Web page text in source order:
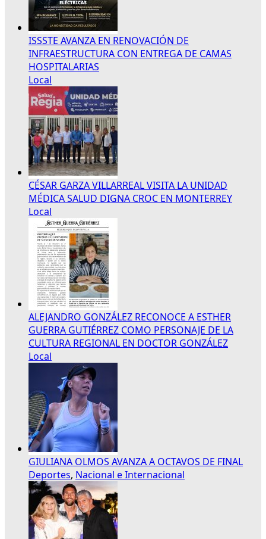
ISSSTE AVANZA EN RENOVACIÓN DE
INFRAESTRUCTURA CON ENTREGA DE CAMAS
HOSPITALARIAS
Local
CÉSAR GARZA VILLARREAL VISITA LA UNIDAD
MÉDICA SALUD DIGNA CROC EN MONTERREY
Local
ALEJANDRO GONZÁLEZ RECONOCE A ESTHER
GUERRA GUTIÉRREZ COMO PERSONAJE DE LA
CULTURA REGIONAL EN DOCTOR GONZÁLEZ
Local
GIULIANA OLMOS AVANZA A OCTAVOS DE FINAL
Deportes, Nacional e Internacional